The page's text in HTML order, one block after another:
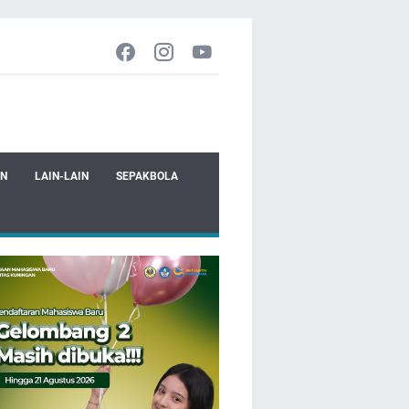
LAIN-LAIN SEPAKBOLA